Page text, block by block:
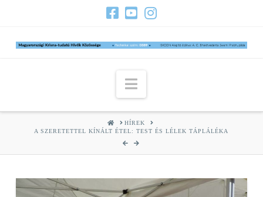
Navigation
HOMEHÍREK
A SZERETETTEL KÍNÁLT ÉTEL: TEST ÉS LÉLEK TÁPLÁLÉKA